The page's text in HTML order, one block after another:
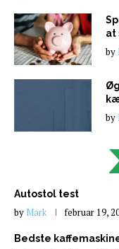
at
by
by
Autostol test
by Mark februar 19,
Bedste